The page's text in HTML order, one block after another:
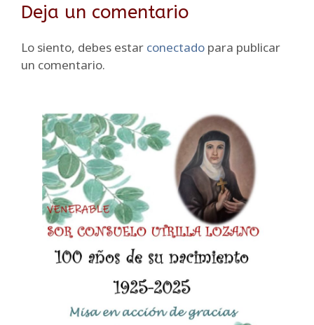
o
k
p a
n
sl
e
r
Deja un comentario
Lo siento, debes estar conectado para publicar
un comentario.